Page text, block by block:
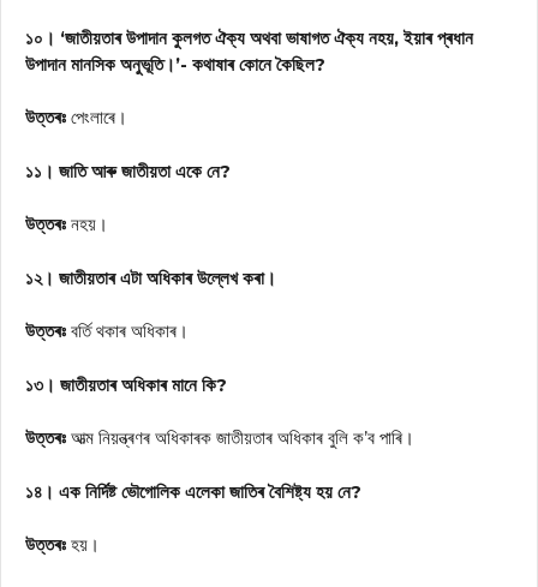
১০। ‘জাতীয়তাৰ উপাদান কুলগত ঐক্য অথবা ভাষাগত ঐক্য নহয়, ইয়াৰ প্ৰধান
উপাদান মানসিক অনুভূতি।’- কথাষাৰ কোনে কৈছিল?
উত্তৰঃ পেংলাৰে।
১১। জাতি আৰু জাতীয়তা একে নে?
উত্তৰঃ নহয়।
১২। জাতীয়তাৰ এটা অধিকাৰ উল্লেখ কৰা।
উত্তৰঃ বৰ্তি থকাৰ অধিকাৰ।
১৩। জাতীয়তাৰ অধিকাৰ মানে কি?
উত্তৰঃ আত্ম নিয়ন্ত্ৰণৰ অধিকাৰক জাতীয়তাৰ অধিকাৰ বুলি ক’ব পাৰি।
১৪। এক নির্দিষ্ট ভৌগোলিক এলেকা জাতিৰ বৈশিষ্ট্য হয় নে?
উত্তৰঃ হয়।